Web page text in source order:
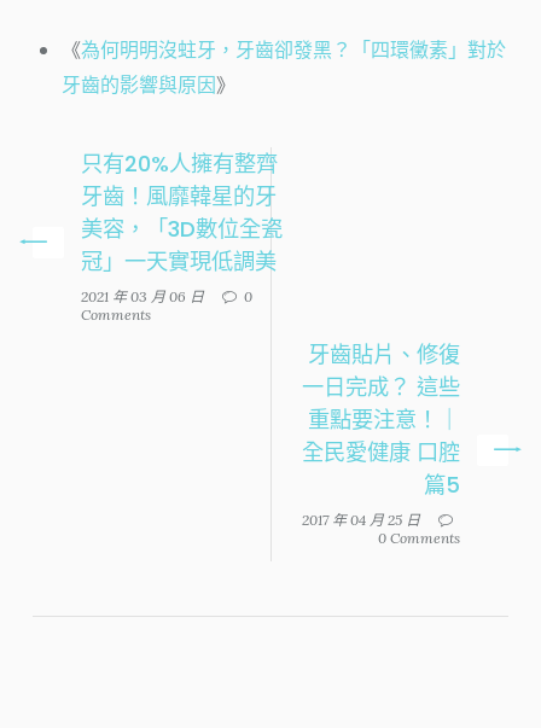
《為何明明沒蛀牙，牙齒卻發黑？「四環黴素」對於
牙齒的影響與原因》
只有20%人擁有整齊
牙齒！風靡韓星的牙
美容，「3D數位全瓷
冠」一天實現低調美
2021 年 03 月 06 日
0
Comments
牙齒貼片、修復
一日完成？ 這些
重點要注意！｜
全民愛健康 口腔
篇5
2017 年 04 月 25 日
0 Comments